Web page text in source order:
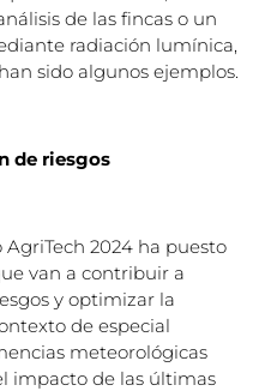
de las fincas o un
radiación lumínica,
sido algunos ejemplos.
de riesgos
2024 ha puesto
van a contribuir a
y optimizar la
de especial
meteorológicas
impacto de las últimas